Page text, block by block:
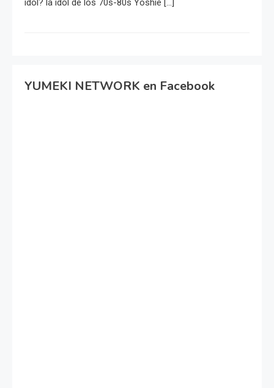
idol? la idol de los 70s-80s Yoshie […]
YUMEKI NETWORK en Facebook